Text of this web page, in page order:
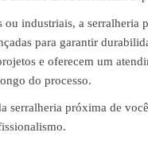
ou industriais, a
para garantir
e oferecem um
do processo.
serralheria próxima de